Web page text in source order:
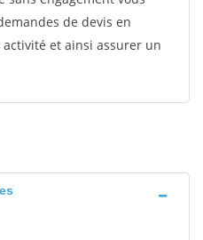
de devis en
et ainsi assurer un